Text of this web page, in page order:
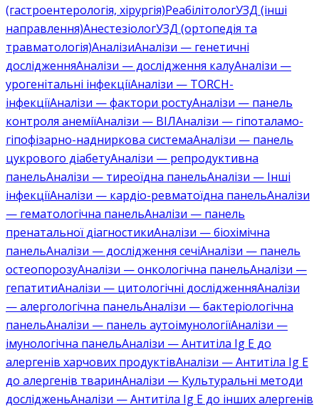
(гастроентерологія, хірургія)РеабілітологУЗД (інші
направлення)АнестезіологУЗД (ортопедія та
травматологія)АналізиАналізи — генетичні
дослідженняАналізи — дослідження калуАналізи —
урогенітальні інфекціїАналізи — TORCH-
інфекціїАналізи — фактори ростуАналізи — панель
контроля анеміїАналізи — ВІЛАналізи — гіпоталамо-
гіпофізарно-надниркова системаАналізи — панель
цукрового діабетуАналізи — репродуктивна
панельАналізи — тиреоїдна панельАналізи — Інші
інфекціїАналізи — кардіо-ревматоїдна панельАналізи
— гематологічна панельАналізи — панель
пренатальної діагностикиАналізи — біохімічна
панельАналізи — дослідження сечіАналізи — панель
остеопорозуАналізи — онкологічна панельАналізи —
гепатитиАналізи — цитологічні дослідженняАналізи
— алергологічна панельАналізи — бактеріологічна
панельАналізи — панель аутоімунологіїАналізи —
імунологічна панельАналізи — Антитіла Ig E до
алергенів харчових продуктівАналізи — Антитіла Ig E
до алергенів тваринАналізи — Культуральні методи
дослідженьАналізи — Антитіла Ig E до інших алергенів